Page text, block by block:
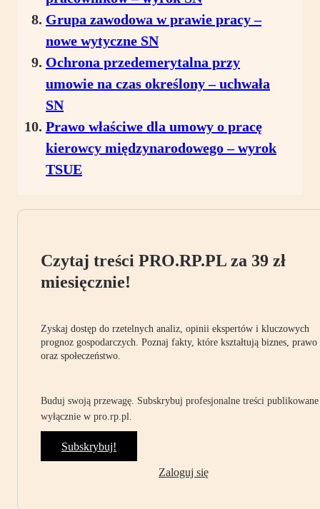
Grupa zawodowa w prawie pracy –
nowe wytyczne SN
Ochrona przedemerytalna przy
umowie na czas określony – uchwała
SN
Prawo właściwe dla umowy o pracę
kierowcy międzynarodowego – wyrok
TSUE
Czytaj treści PRO.RP.PL za 39 zł
miesięcznie!
Zyskaj dostęp do rzetelnych analiz, opinii ekspertów i kluczowych
prognoz gospodarczych. Poznaj fakty, które kształtują biznes, prawo
oraz społeczeństwo.
Buduj swoją przewagę. Subskrybuj profesjonalne treści publikowane
wyłącznie w pro.rp.pl.
Subskrybuj!
Zaloguj się